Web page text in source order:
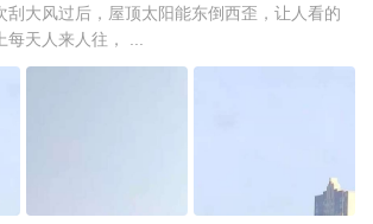
刮大风过后，屋顶太阳能东倒西歪，让人看的
天人来人往， ...